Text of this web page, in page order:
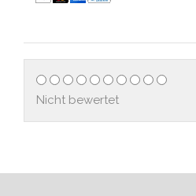
Nicht bewertet